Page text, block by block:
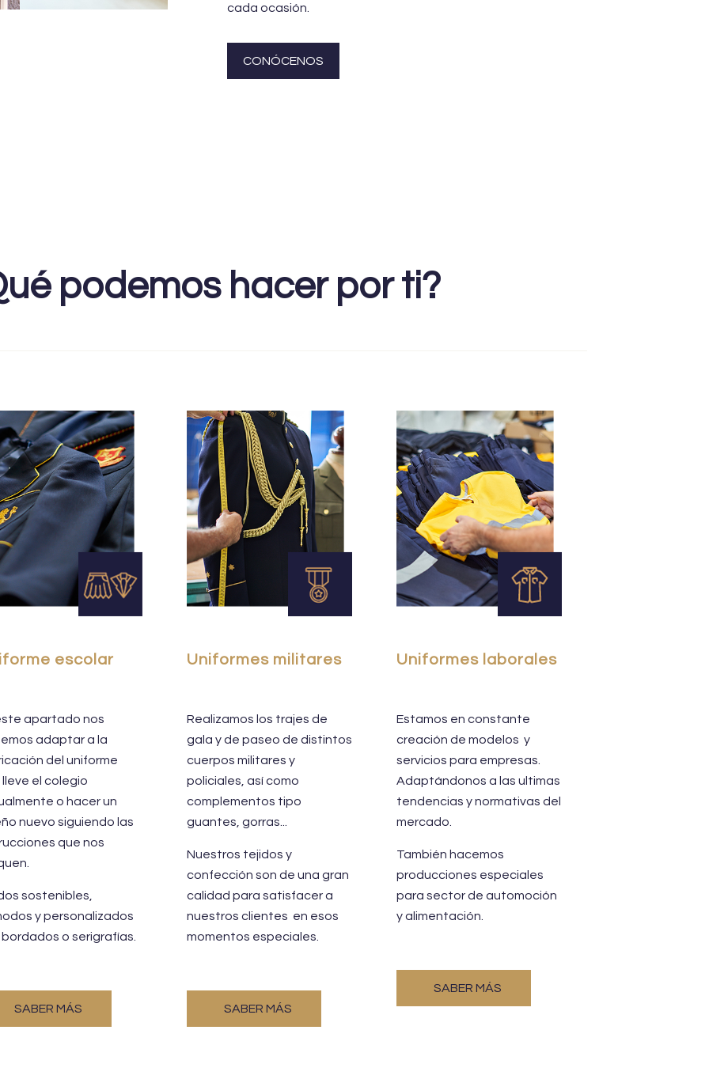
cada ocasión.
CONÓCENOS
podemos hacer por ti?
escolar
apartado nos
adaptar a la
del uniforme
el colegio
o hacer un
nuevo siguiendo las
que nos
sostenibles,
y personalizados
o serigrafías.
SABER MÁS
Uniformes militares
Realizamos los trajes de
gala y de paseo de distintos
cuerpos militares y
policiales, así como
complementos tipo
guantes, gorras...
Nuestros tejidos y
confección son de una gran
calidad para satisfacer a
nuestros clientes en esos
momentos especiales.
SABER MÁS
Uniformes laborales
Estamos en constante
creación de modelos y
servicios para empresas.
Adaptándonos a las ultimas
tendencias y normativas del
mercado.
También hacemos
producciones especiales
para sector de automoción
y alimentación.
SABER MÁS